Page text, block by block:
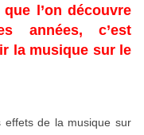
l’on découvre
années, c’est
la musique sur le
effets de la musique sur